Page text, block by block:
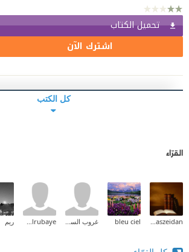
تحميل الكتاب
اشترك الآن
كل الكتب
القرّاء
bleu ciel ريم